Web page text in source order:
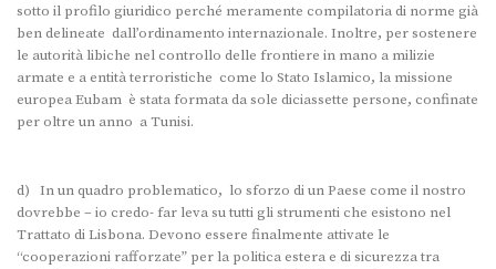
sotto il profilo giuridico perché meramente compilatoria di norme già
ben delineate dall’ordinamento internazionale. Inoltre, per sostenere
le autorità libiche nel controllo delle frontiere in mano a milizie
armate e a entità terroristiche come lo Stato Islamico, la missione
europea Eubam è stata formata da sole diciassette persone, confinate
per oltre un anno a Tunisi.
d) In un quadro problematico, lo sforzo di un Paese come il nostro
dovrebbe – io credo- far leva su tutti gli strumenti che esistono nel
Trattato di Lisbona. Devono essere finalmente attivate le
“cooperazioni rafforzate” per la politica estera e di sicurezza tra